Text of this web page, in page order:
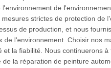
de
strictes de protection de
de production, et nous
l'environnement. Choisir nos
la fiabilité. Nous continuerons
la réparation de peinture